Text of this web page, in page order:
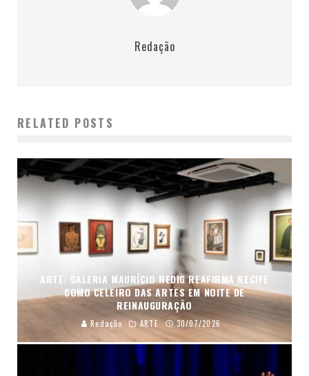
Redação
RELATED POSTS
ARTE: GALERIA MAURÍCIO REDIG REAFIRMA RECIFE
COMO CELEIRO DAS ARTES EM NOITE DE
REINAUGURAÇÃO
Redação ARTE 30/07/2026